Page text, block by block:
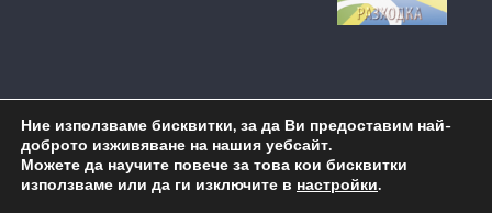
Copyright © 2026ОУ "Пейо Крачолов Яворов" Бургас
Ние използваме бисквитки, за да Ви предоставим най-
доброто изживяване на нашия уебсайт.
Можете да научите повече за това кои бисквитки
използваме или да ги изключите в настройки.